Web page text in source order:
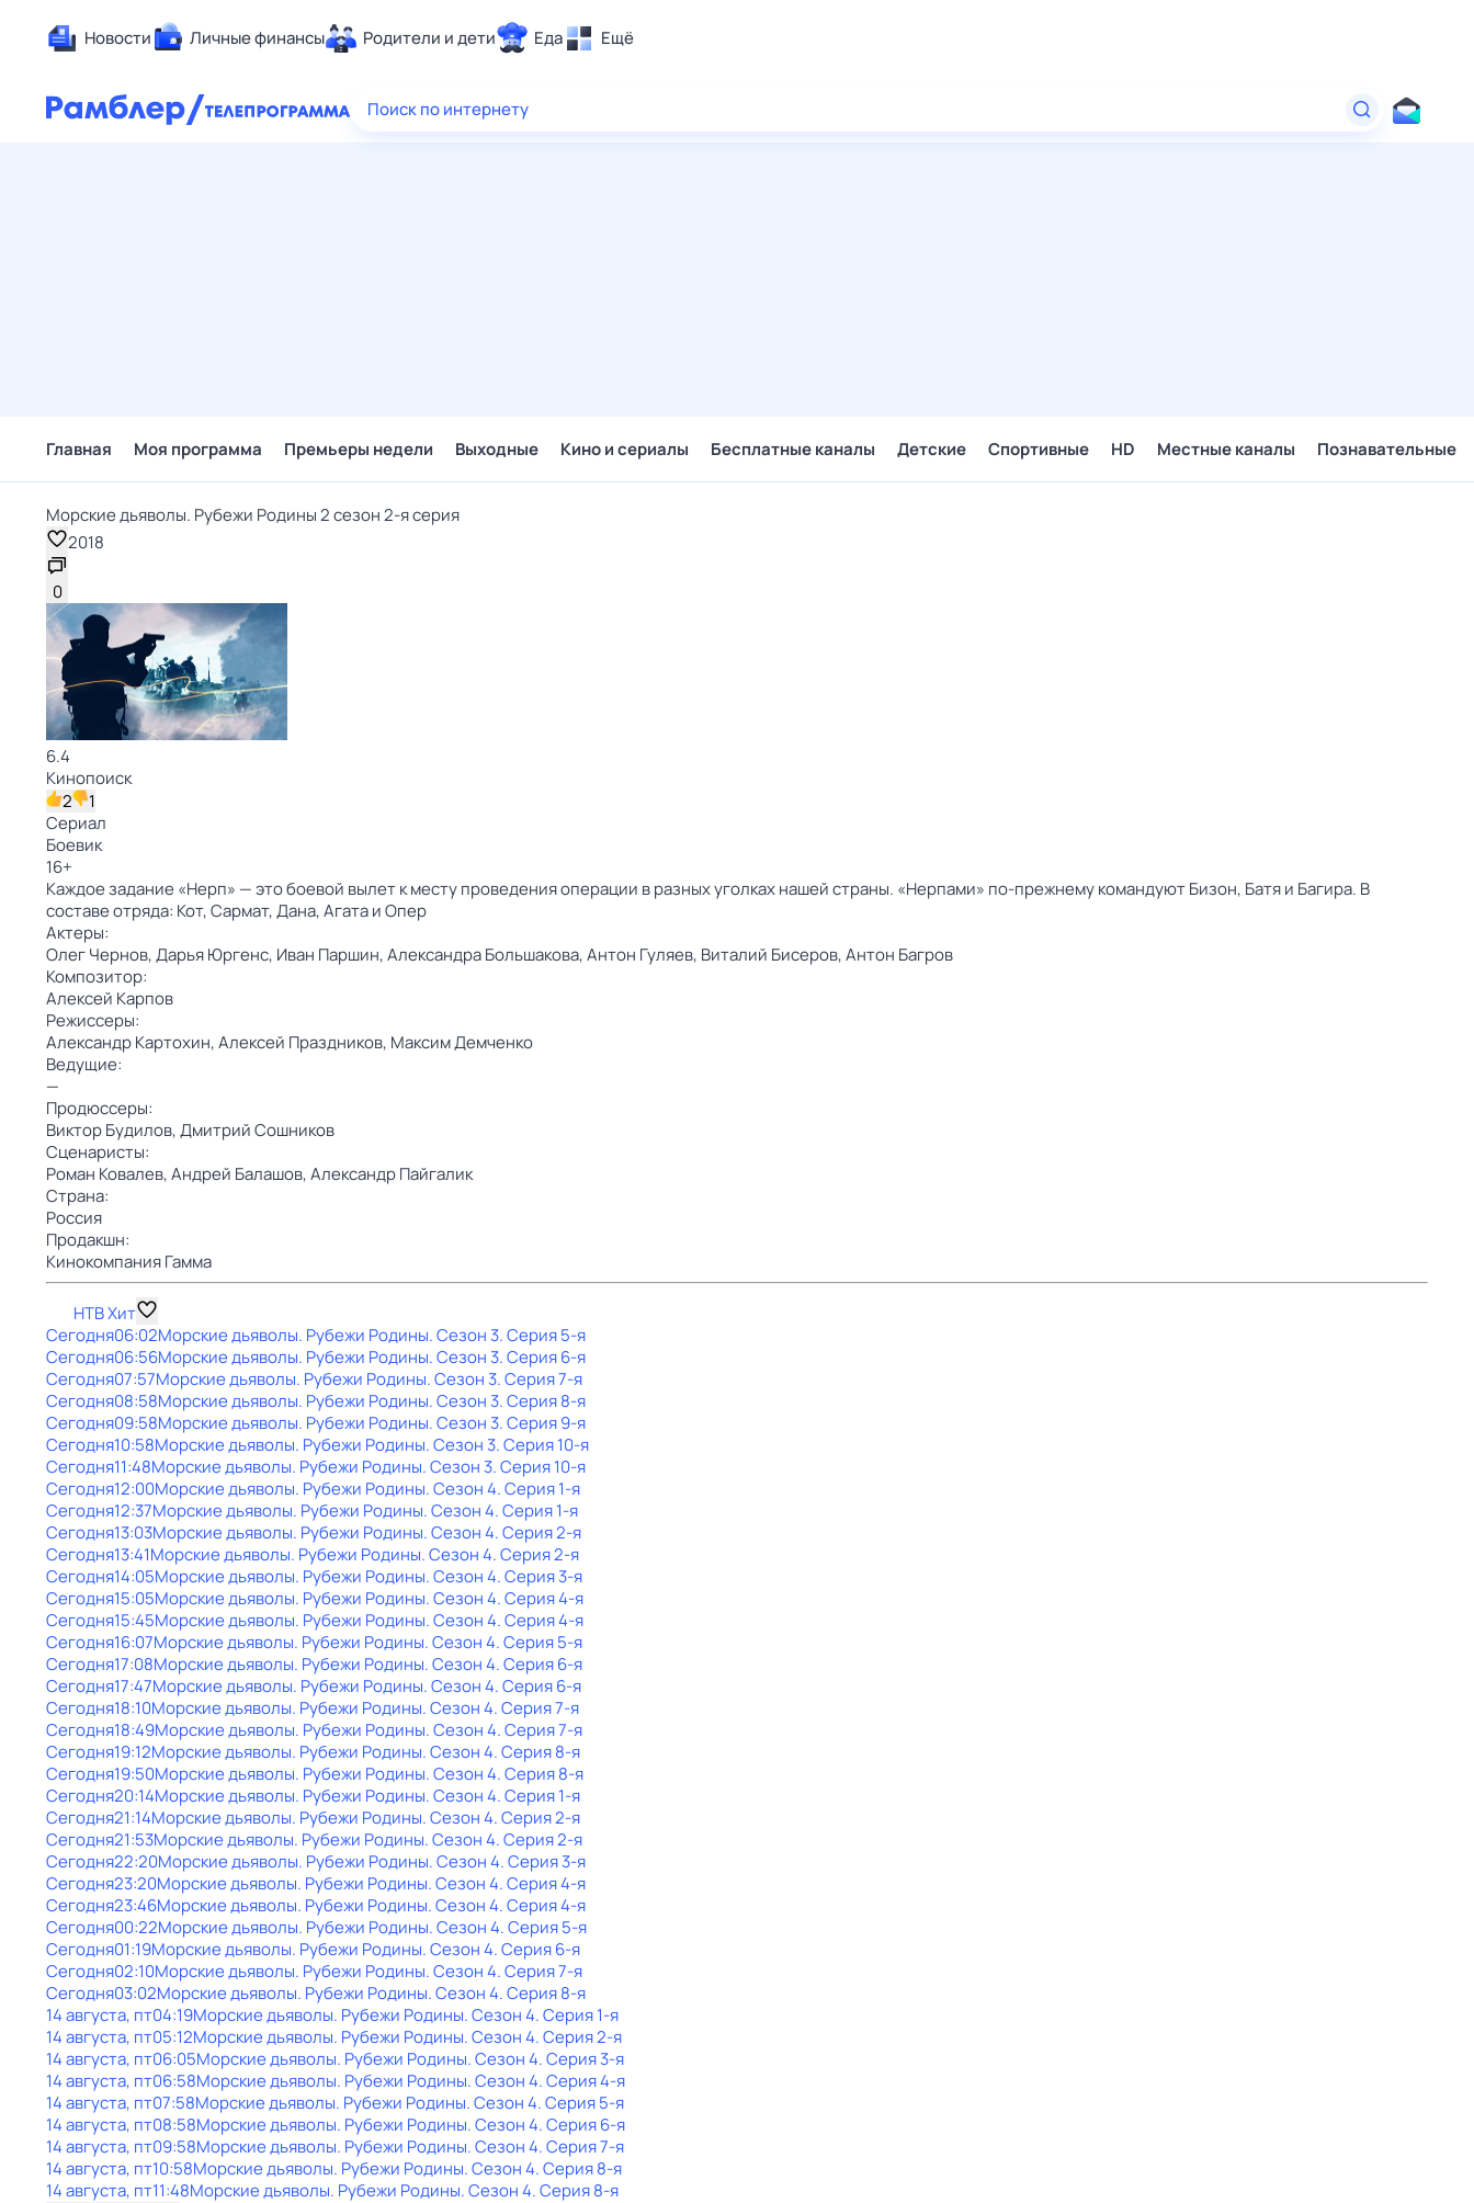
Новости Личные финансы Родители и дети Еда Ещё
Здоровье
Поиск по интернету
Главная Моя программа Премьеры недели Выходные Кино и сериалы Бесплатные каналы Детские Спортивные HD Местные каналы Познавательные
Морские дьяволы. Рубежи Родины 2 сезон 2-я серия
2018
0
6.4
Кинопоиск
2
1
Сериал
Боевик
16+
Каждое задание «Нерп» — это боевой вылет к месту проведения операции в разных уголках нашей страны. «Нерпами» по-прежнему командуют Бизон, Батя и Багира. В
составе отряда: Кот, Сармат, Дана, Агата и Опер
Актеры:
Олег Чернов,Дарья Юргенс, Иван Паршин,Александра Большакова,Антон Гуляев, Виталий Бисеров,Антон Багров
Композитор:
Алексей Карпов
Режиссеры:
Александр Картохин,Алексей Праздников, Максим Демченко
Ведущие:
—
Продюссеры:
Виктор Будилов,Дмитрий Сошников
Сценаристы:
Роман Ковалев,Андрей Балашов,Александр Пайгалик
Страна:
Россия
Продакшн:
Кинокомпания Гамма
НТВ Хит
Сегодня06:02Морские дьяволы. Рубежи Родины. Сезон 3. Серия 5-я
Сегодня06:56Морские дьяволы. Рубежи Родины. Сезон 3. Серия 6-я
Сегодня07:57Морские дьяволы. Рубежи Родины. Сезон 3. Серия 7-я
Сегодня08:58Морские дьяволы. Рубежи Родины. Сезон 3. Серия 8-я
Сегодня09:58Морские дьяволы. Рубежи Родины. Сезон 3. Серия 9-я
Сегодня10:58Морские дьяволы. Рубежи Родины. Сезон 3. Серия 10-я
Сегодня11:48Морские дьяволы. Рубежи Родины. Сезон 3. Серия 10-я
Сегодня12:00Морские дьяволы. Рубежи Родины. Сезон 4. Серия 1-я
Сегодня12:37Морские дьяволы. Рубежи Родины. Сезон 4. Серия 1-я
Сегодня13:03Морские дьяволы. Рубежи Родины. Сезон 4. Серия 2-я
Сегодня13:41Морские дьяволы. Рубежи Родины. Сезон 4. Серия 2-я
Сегодня14:05Морские дьяволы. Рубежи Родины. Сезон 4. Серия 3-я
Сегодня15:05Морские дьяволы. Рубежи Родины. Сезон 4. Серия 4-я
Сегодня15:45Морские дьяволы. Рубежи Родины. Сезон 4. Серия 4-я
Сегодня16:07Морские дьяволы. Рубежи Родины. Сезон 4. Серия 5-я
Сегодня17:08Морские дьяволы. Рубежи Родины. Сезон 4. Серия 6-я
Сегодня17:47Морские дьяволы. Рубежи Родины. Сезон 4. Серия 6-я
Сегодня18:10Морские дьяволы. Рубежи Родины. Сезон 4. Серия 7-я
Сегодня18:49Морские дьяволы. Рубежи Родины. Сезон 4. Серия 7-я
Сегодня19:12Морские дьяволы. Рубежи Родины. Сезон 4. Серия 8-я
Сегодня19:50Морские дьяволы. Рубежи Родины. Сезон 4. Серия 8-я
Сегодня20:14Морские дьяволы. Рубежи Родины. Сезон 4. Серия 1-я
Сегодня21:14Морские дьяволы. Рубежи Родины. Сезон 4. Серия 2-я
Сегодня21:53Морские дьяволы. Рубежи Родины. Сезон 4. Серия 2-я
Сегодня22:20Морские дьяволы. Рубежи Родины. Сезон 4. Серия 3-я
Сегодня23:20Морские дьяволы. Рубежи Родины. Сезон 4. Серия 4-я
Сегодня23:46Морские дьяволы. Рубежи Родины. Сезон 4. Серия 4-я
Сегодня00:22Морские дьяволы. Рубежи Родины. Сезон 4. Серия 5-я
Сегодня01:19Морские дьяволы. Рубежи Родины. Сезон 4. Серия 6-я
Сегодня02:10Морские дьяволы. Рубежи Родины. Сезон 4. Серия 7-я
Сегодня03:02Морские дьяволы. Рубежи Родины. Сезон 4. Серия 8-я
14 августа, пт04:19Морские дьяволы. Рубежи Родины. Сезон 4. Серия 1-я
14 августа, пт05:12Морские дьяволы. Рубежи Родины. Сезон 4. Серия 2-я
14 августа, пт06:05Морские дьяволы. Рубежи Родины. Сезон 4. Серия 3-я
14 августа, пт06:58Морские дьяволы. Рубежи Родины. Сезон 4. Серия 4-я
14 августа, пт07:58Морские дьяволы. Рубежи Родины. Сезон 4. Серия 5-я
14 августа, пт08:58Морские дьяволы. Рубежи Родины. Сезон 4. Серия 6-я
14 августа, пт09:58Морские дьяволы. Рубежи Родины. Сезон 4. Серия 7-я
14 августа, пт10:58Морские дьяволы. Рубежи Родины. Сезон 4. Серия 8-я
14 августа, пт11:48Морские дьяволы. Рубежи Родины. Сезон 4. Серия 8-я